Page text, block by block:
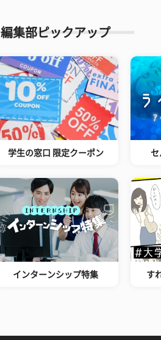
編集部ピックアップ
学生の窓口 限定クーポン セ
インターンシップ特集 す